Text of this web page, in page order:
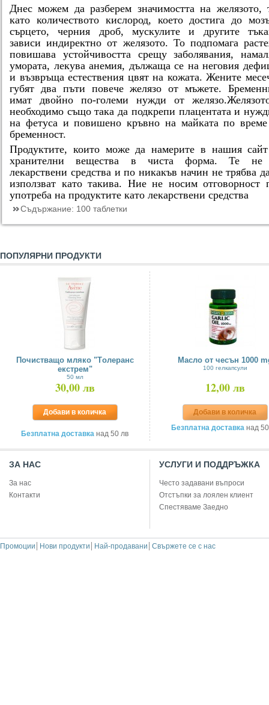
Днес можем да разберем значимостта на желязото,
като количеството кислород, което достига до
сърцето, черния дроб, мускулите и другите
зависи индиректно от желязото. То подпомага
повишава устойчивостта срещу заболявания,
умората, лекува анемия, дължаща се на неговия
и възвръща естествения цвят на кожата. Жените
губят два пъти повече желязо от мъжете.
имат двойно по-големи нужди от
необходимо също така да подкрепи плацентата и
на фетуса и повишено кръвно на майката по
бременност.
Продуктите, които може да намерите в нашия
хранителни вещества в чиста форма. Те не
лекарствени средства и по никакъв начин не трябва
използват като такива. Ние не носим отговорност
употреба на продуктите като лекарствени средства
Съдържание: 100 таблетки
ПОПУЛЯРНИ ПРОДУКТИ
Почистващо мляко "Tолеранс
екстрем"
50 мл
30,00 лв
Добави в количка
Безплатна доставка над 50 лв
Масло от чесън 1000
100 гелкапсули
12,00 лв
Добави в количка
Безплатна доставка над
ЗА НАС
За нас
Контакти
УСЛУГИ И ПОДДРЪЖКА
Често задавани въпроси
Отстъпки за лоялен клиент
Спестяваме Заедно
Промоции Нови продукти Най-продавани Свържете се с нас